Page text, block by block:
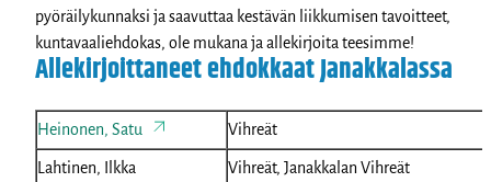
pyöräilykunnaksi ja saavuttaa kestävän liikkumisen tavoitteet,
kuntavaaliehdokas, ole mukana ja allekirjoita teesimme!
Allekirjoittaneet ehdokkaat Janakkalassa
Heinonen, Satu Vihreät
Lahtinen, Ilkka Vihreät, Janakkalan Vihreät